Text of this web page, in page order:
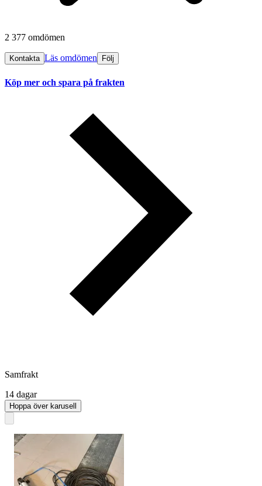
2 377 omdömen
Kontakta Läs omdömen Följ
Köp mer och spara på frakten
Samfrakt
14 dagar
Hoppa över karusell